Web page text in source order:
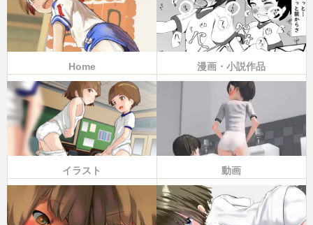
Home 漫画・小説作品
イラスト 動画